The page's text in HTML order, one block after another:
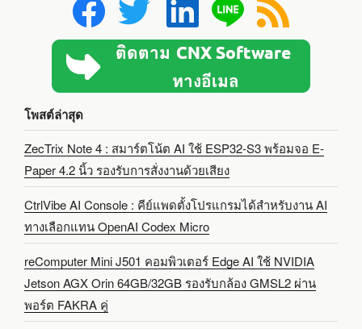
โพสต์ล่าสุด
ZecTrix Note 4 : สมาร์ตโน้ต AI ใช้ ESP32-S3 พร้อมจอ E-
Paper 4.2 นิ้ว รองรับการสั่งงานด้วยเสียง
CtrlVibe AI Console : คีย์แพดตั้งโปรแกรมได้สำหรับงาน AI
ทางเลือกแทน OpenAI Codex Micro
reComputer Mini J501 คอมพิวเตอร์ Edge AI ใช้ NVIDIA
Jetson AGX Orin 64GB/32GB รองรับกล้อง GMSL2 ผ่าน
พอร์ต FAKRA คู่